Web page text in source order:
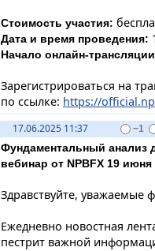
Стоимость участия:
Дата и время проведения:
Начало онлайн-
Зарегистрироваться на
по ссылке: https://
17.06.2025 11:37 −1
Фундаментальный анализ
вебинар от NPBFX 19
Здравствуйте, уважаемые
Ежедневно новостная
пестрит важной